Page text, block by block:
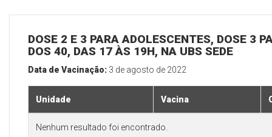
DOSE 2 E 3 PARA ADOLESCENTES, DOSE 3
DOS 40, DAS 17 ÀS 19H, NA UBS SEDE
Data de Vacinação: 3 de agosto de 2022
Unidade Vacina
Nenhum resultado foi encontrado.